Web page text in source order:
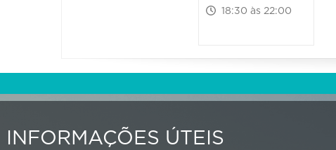
18:30 às 22:00
INFORMAÇÕES ÚTEIS